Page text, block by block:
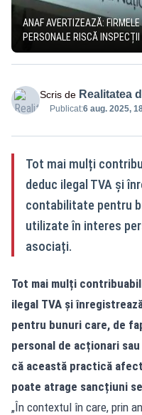
ANAF AVERTIZEAZĂ:
PERSONALE RISCĂ INSPECȚII
Scris de Realitatea
Publicat:6 aug. 2025,
Tot mai mulți
deduc ilegal TVA și
contabilitate pentru
utilizate în interes
asociați.
Tot mai mulți
ilegal TVA și
pentru bunuri care, de
personal de acționari
că această practică
poate atrage sancțiuni
„În contextul în care, prin